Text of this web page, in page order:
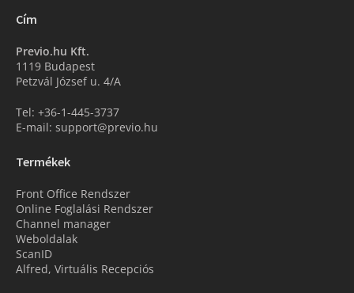
Cím
Previo.hu Kft.
1119 Budapest
Petzvál József u. 4/A
Tel: +36-1-445-3737
E-mail: support@previo.hu
Termékek
Front Office Rendszer
Online Foglalási Rendszer
Channel manager
Weboldalak
ScanID
Alfred, Virtuális Recepciós